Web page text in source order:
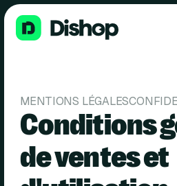
MENTIONS LÉGALES
Conditions
de ventes et